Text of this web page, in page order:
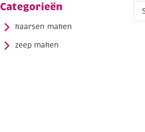
Categorieën
kaarsen maken
zeep maken